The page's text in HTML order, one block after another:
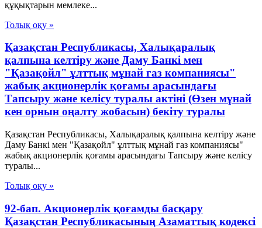
құқықтарын мемлеке...
Толық оқу »
Қазақстан Республикасы, Халықаралық
қалпына келтіру және Даму Банкі мен
"Қазақойл" ұлттық мұнай газ компаниясы"
жабық акционерлік қоғамы арасындағы
Тапсыру және келісу туралы актіні (Өзен мұнай
кен орнын оңалту жобасын) бекіту туралы
Қазақстан Республикасы, Халықаралық қалпына келтіру және
Даму Банкі мен "Қазақойл" ұлттық мұнай газ компаниясы"
жабық акционерлік қоғамы арасындағы Тапсыру және келісу
туралы...
Толық оқу »
92-бап. Акционерлiк қоғамды басқару
Қазақстан Республикасының Азаматтық кодексi